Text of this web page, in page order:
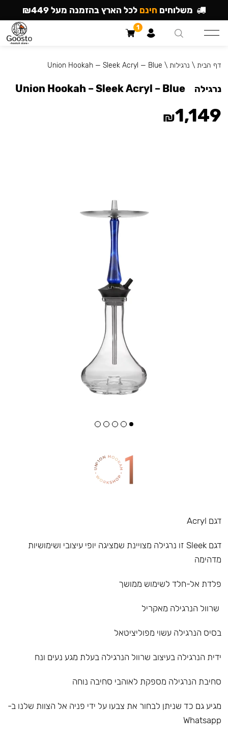
דגם Acryl
דגם Sleek זו נרגילה מצויינת שמציגה יופי עיצובי ושימושיות
מדהימה
פלדת אל-חלד לשימוש ממושך
שרוול הנרגילה מאקריל
בסיס הנרגילה עשוי מפוליציטאל
ידית הנרגילה בעיצוב שרוול הנרגילה בעלת מגע נעים ונח
סחיבת הנרגילה מספקת לאוהבי סחיבה נוחה
מגיע גם כד שניתן לבחור את צבעו על ידי פניה אל הצוות שלנו ב-
Whatsapp
דף הבית \ נרגילות \
Union Hookah — Sleek Acryl — Blue
נרגילה Union Hookah – Sleek Acryl – Blue
₪1,149
משלוחים חינם לכל הארץ בהזמנה מעל ₪449
1